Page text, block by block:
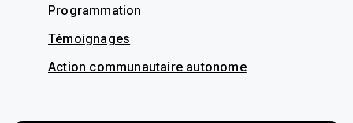
Programmation
Témoignages
Action communautaire autonome